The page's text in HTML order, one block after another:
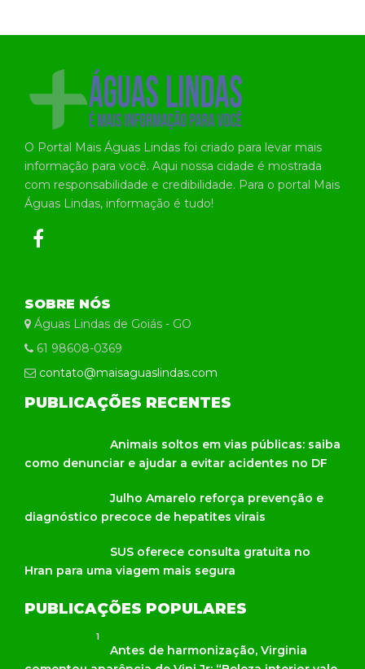
O Portal Mais Águas Lindas foi criado para levar mais
informação para você. Aqui nossa cidade é mostrada
com responsabilidade e credibilidade. Para o portal Mais
Águas Lindas, informação é tudo!
SOBRE NÓS
Águas Lindas de Goiás - GO
61 98608-0369
contato@maisaguaslindas.com
PUBLICAÇÕES RECENTES
Animais soltos em vias públicas: saiba
como denunciar e ajudar a evitar acidentes no DF
Julho Amarelo reforça prevenção e
diagnóstico precoce de hepatites virais
SUS oferece consulta gratuita no
Hran para uma viagem mais segura
PUBLICAÇÕES POPULARES
1
Antes de harmonização, Virginia